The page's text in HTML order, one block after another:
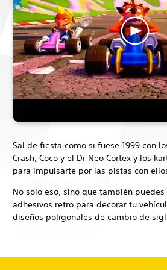
Sal de fiesta como si fuese 1999 con
Crash, Coco y el Dr Neo Cortex y los
para impulsarte por las pistas con
No solo eso, sino que también
adhesivos retro para decorar tu
diseños poligonales de cambio de